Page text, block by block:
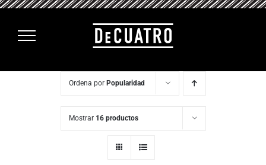
Saltar
contenido
Ordena por Popularidad
Mostrar 16 productos